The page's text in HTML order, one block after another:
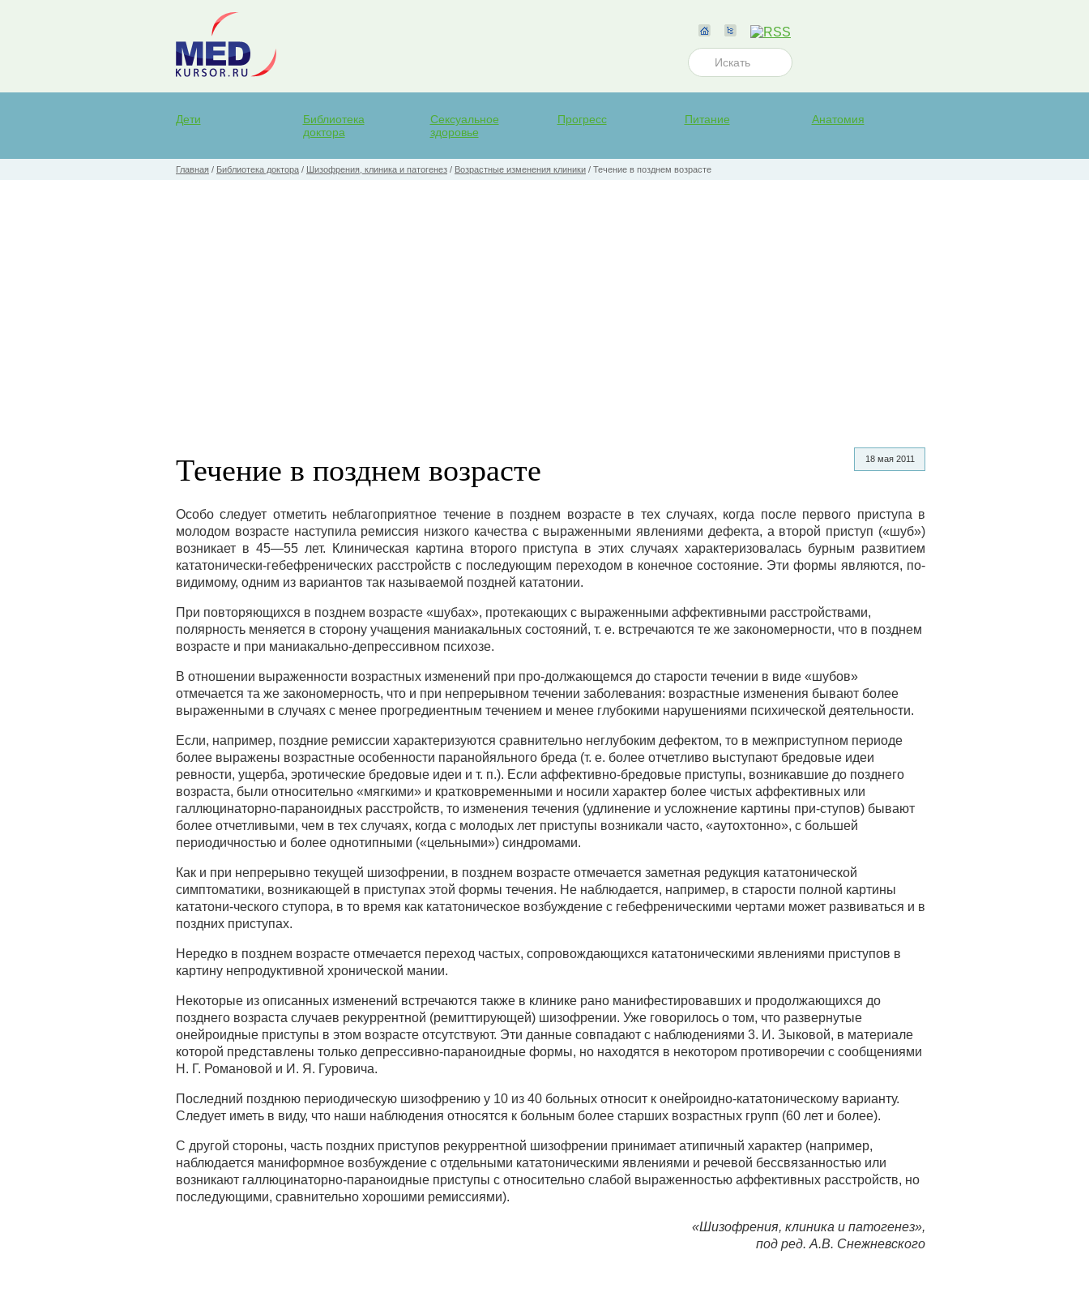
Дети
Библиотека
доктора
Сексуальное
здоровье
Прогресс Питание Анатомия
Главная / Библиотека доктора / Шизофрения, клиника и патогенез / Возрастные изменения клиники / Течение в позднем возрасте
18 мая 2011
Течение в позднем возрасте
Особо следует отметить неблагоприятное течение в позднем возрасте в тех случаях, когда после первого приступа в
молодом возрасте наступила ремиссия низкого качества с выраженными явлениями дефекта, а второй приступ («шуб»)
возникает в 45—55 лет. Клиническая картина второго приступа в этих случаях характеризовалась бурным развитием
кататонически-гебефренических расстройств с последующим переходом в конечное состояние. Эти формы являются, по-
видимому, одним из вариантов так называемой поздней кататонии.
При повторяющихся в позднем возрасте «шубах», протекающих с выраженными аффективными расстройствами,
полярность меняется в сторону учащения маниакальных состояний, т. е. встречаются те же закономерности, что в позднем
возрасте и при маниакально-депрессивном психозе.
В отношении выраженности возрастных изменений при про-должающемся до старости течении в виде «шубов»
отмечается та же закономерность, что и при непрерывном течении заболевания: возрастные изменения бывают более
выраженными в случаях с менее прогредиентным течением и менее глубокими нарушениями психической деятельности.
Если, например, поздние ремиссии характеризуются сравнительно неглубоким дефектом, то в межприступном периоде
более выражены возрастные особенности паранойяльного бреда (т. е. более отчетливо выступают бредовые идеи
ревности, ущерба, эротические бредовые идеи и т. п.). Если аффективно-бредовые приступы, возникавшие до позднего
возраста, были относительно «мягкими» и кратковременными и носили характер более чистых аффективных или
галлюцинаторно-параноидных расстройств, то изменения течения (удлинение и усложнение картины при-ступов) бывают
более отчетливыми, чем в тех случаях, когда с молодых лет приступы возникали часто, «аутохтонно», с большей
периодичностью и более однотипными («цельными») синдромами.
Как и при непрерывно текущей шизофрении, в позднем возрасте отмечается заметная редукция кататонической
симптоматики, возникающей в приступах этой формы течения. Не наблюдается, например, в старости полной картины
кататони-ческого ступора, в то время как кататоническое возбуждение с гебефреническими чертами может развиваться и в
поздних приступах.
Нередко в позднем возрасте отмечается переход частых, сопровождающихся кататоническими явлениями приступов в
картину непродуктивной хронической мании.
Некоторые из описанных изменений встречаются также в клинике рано манифестировавших и продолжающихся до
позднего возраста случаев рекуррентной (ремиттирующей) шизофрении. Уже говорилось о том, что развернутые
онейроидные приступы в этом возрасте отсутствуют. Эти данные совпадают с наблюдениями 3. И. Зыковой, в материале
которой представлены только депрессивно-параноидные формы, но находятся в некотором противоречии с сообщениями
Н. Г. Романовой и И. Я. Гуровича.
Последний позднюю периодическую шизофрению у 10 из 40 больных относит к онейроидно-кататоническому варианту.
Следует иметь в виду, что наши наблюдения относятся к больным более старших возрастных групп (60 лет и более).
С другой стороны, часть поздних приступов рекуррентной шизофрении принимает атипичный характер (например,
наблюдается маниформное возбуждение с отдельными кататоническими явлениями и речевой бессвязанностью или
возникают галлюцинаторно-параноидные приступы с относительно слабой выраженностью аффективных расстройств, но
последующими, сравнительно хорошими ремиссиями).
«Шизофрения, клиника и патогенез»,
под ред. А.В. Снежневского